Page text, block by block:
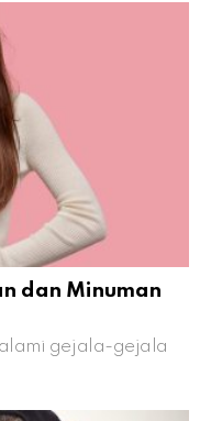
dan Minuman
gejala-gejala